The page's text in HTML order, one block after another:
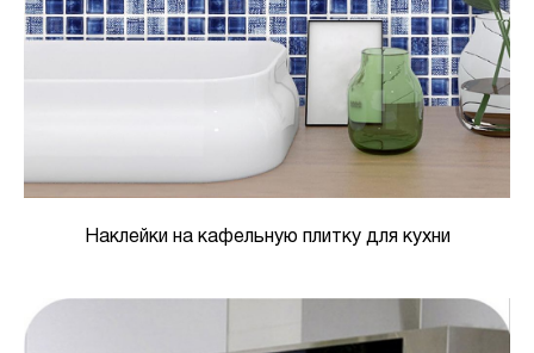
Наклейки на кафельную плитку для кухни